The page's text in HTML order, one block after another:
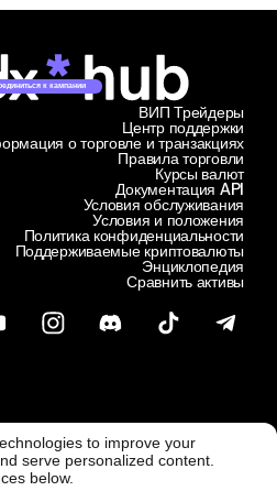
к кампании
Центр поддержки
о торговле и транзакциях
ВИП Трейдеры
Правила торговли
Курсы валют
Документация API
Условия обслуживания
Условия и положения
Политика конфиденциальности
Поддерживаемые криптовалюты
Энциклопедия
Сравнить активы
@ Freedx 2026
to improve your
serve personalized content.
below.